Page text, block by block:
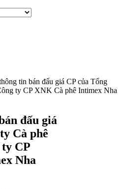
tin bán đấu giá CP của Tổng
ty CP XNK Cà phê Intimex Nha
đấu giá
Cà phê
CP
Nha